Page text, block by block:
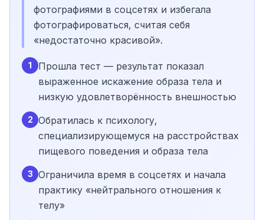
фотографиями в соцсетях и избегала
фотографироваться, считая себя
«недостаточно красивой».
1
Прошла тест — результат показал
выраженное искажение образа тела и
низкую удовлетворённость внешностью
2 Обратилась к психологу,
специализирующемуся на расстройствах
пищевого поведения и образа тела
3 Ограничила время в соцсетях и начала
практику «нейтрального отношения к
телу»